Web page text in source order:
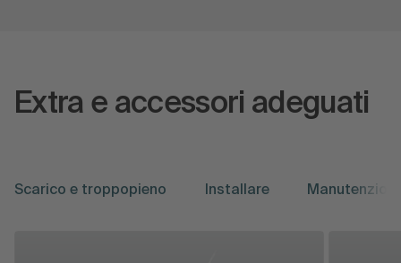
Extra e accessori adeguati
Scarico e troppopieno Installare